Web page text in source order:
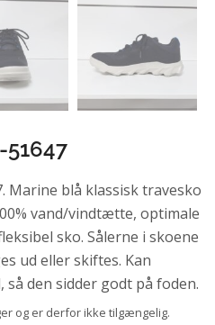
51647
Marine blå klassisk travesko
vand/vindtætte, optimale
sko. Sålerne i skoene
ud eller skiftes. Kan
den sidder godt på foden.
og er derfor ikke tilgængelig.